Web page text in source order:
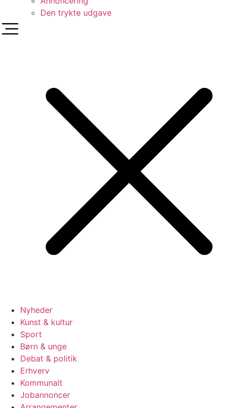
Den trykte udgave
Nyheder
Kunst & kultur
Sport
Børn & unge
Debat & politik
Erhverv
Kommunalt
Jobannoncer